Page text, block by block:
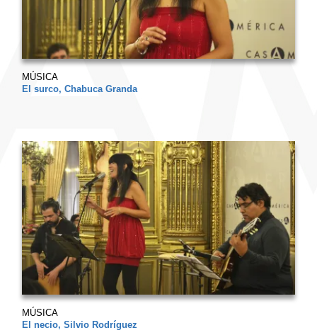
MÚSICA
El surco, Chabuca Granda
MÚSICA
El necio, Silvio Rodríguez